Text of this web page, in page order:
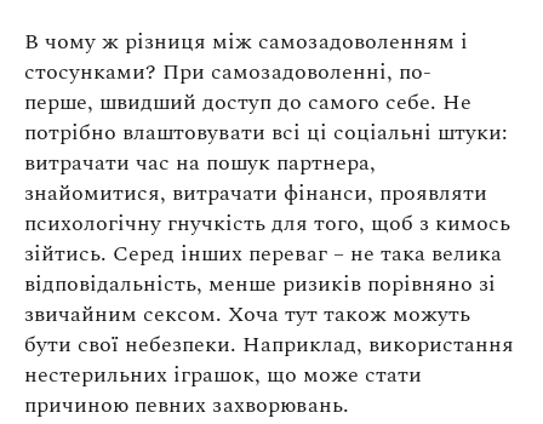
В чому ж різниця між самозадоволенням і
стосунками? При самозадоволенні, по-
перше, швидший доступ до самого себе. Не
потрібно влаштовувати всі ці соціальні штуки:
витрачати час на пошук партнера,
знайомитися, витрачати фінанси, проявляти
психологічну гнучкість для того, щоб з кимось
зійтись. Серед інших переваг – не така велика
відповідальність, менше ризиків порівняно зі
звичайним сексом. Хоча тут також можуть
бути свої небезпеки. Наприклад, використання
нестерильних іграшок, що може стати
причиною певних захворювань.